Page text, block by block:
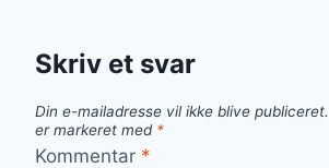
Skriv et svar
Din e-mailadresse vil ikke blive publiceret.
er markeret med *
Kommentar *